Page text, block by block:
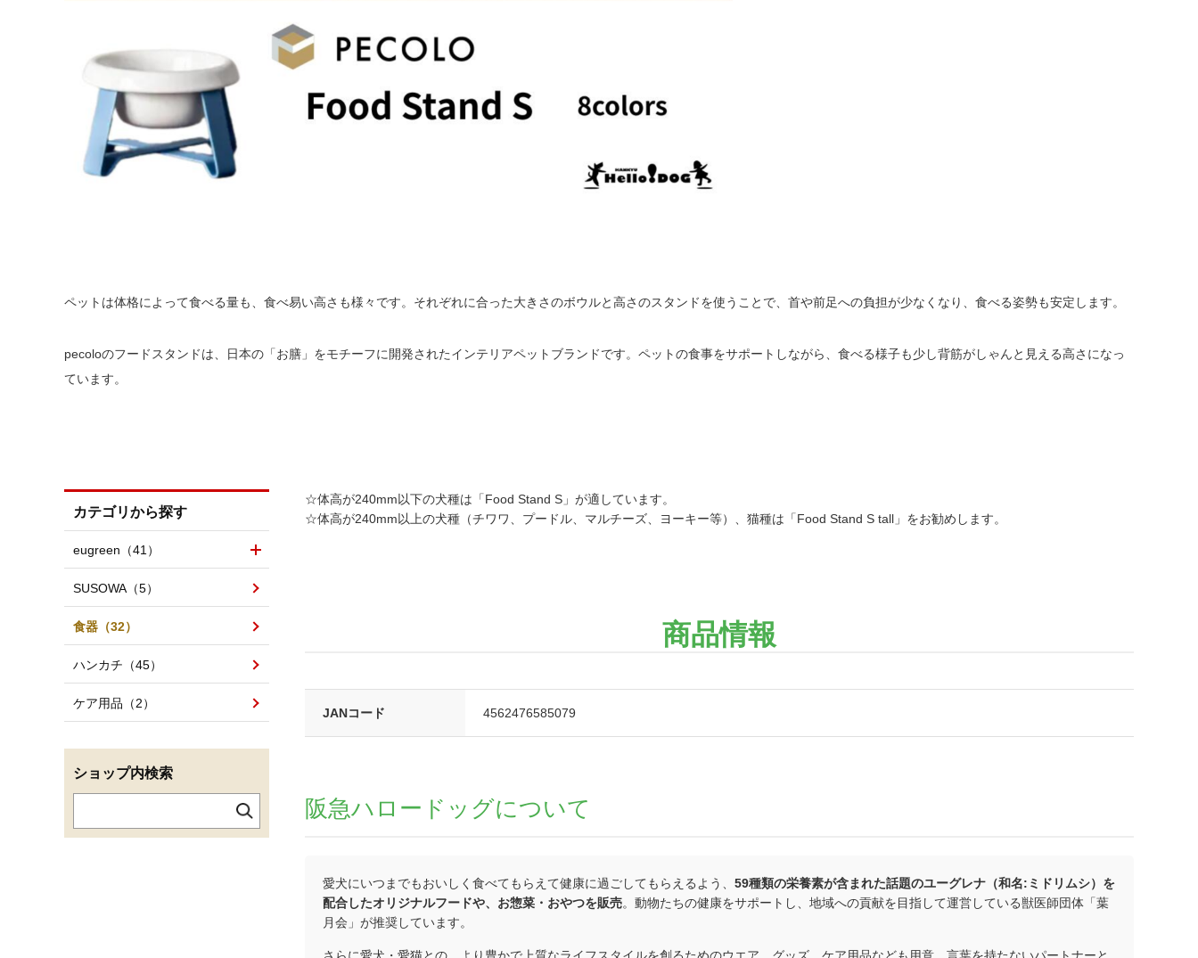
ペットは体格によって食べる量も、食べ易い高さも様々です。それぞれに合った大きさのボウルと高さのスタンドを使うことで、首や前足への負担が少なくなり、食べる姿勢も安定します。
pecoloのフードスタンドは、日本の「お膳」をモチーフに開発されたインテリアペットブランドです。ペットの食事をサポートしながら、食べる様子も少し背筋がしゃんと見える高さになっ
ています。
☆体高が240mm以下の犬種は「Food Stand S」が適しています。
☆体高が240mm以上の犬種（チワワ、プードル、マルチーズ、ヨーキー等）、猫種は「Food Stand S tall」をお勧めします。
商品情報
JANコード 4562476585079
阪急ハロードッグについて
愛犬にいつまでもおいしく食べてもらえて健康に過ごしてもらえるよう、 59種類の栄養素が含まれた話題のユーグレナ（和名:ミドリムシ）を
配合したオリジナルフードや、お惣菜・おやつを販売。動物たちの健康をサポートし、地域への貢献を目指して運営している獣医師団体「葉
月会」が推奨しています。
カテゴリから探す
eugreen（41）
SUSOWA（5）
食器（32）
ハンカチ（45）
ケア用品（2）
ショップ内検索